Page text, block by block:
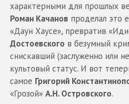
характерными для прошлых
Роман Качанов проделал это
«Даун Хаусе», превратив
Достоевского в безумный
снискавший (заслуженно или
культовый статус. И вот
самое Григорий
«Грозой» А.Н. Островского.